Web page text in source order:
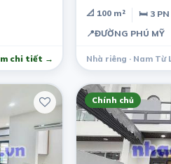
chi tiết →
📐 100 m² 🛏 3 PN
📍ĐƯỜNG PHÚ MỸ
Nhà riêng · Nam Từ
Chính chủ